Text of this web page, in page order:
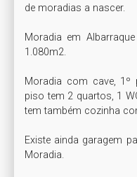
de moradias a nascer.
Moradia em
1.080m2.
Moradia com cave,
piso tem 2 quartos, 1
tem também cozinha
Existe ainda garagem
Moradia.